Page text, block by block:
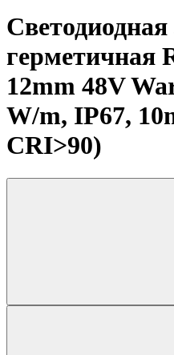
Светодиодная
герметичная
12mm 48V
W/m, IP67,
CRI>90)